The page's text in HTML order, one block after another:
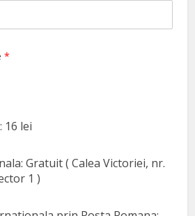
*
16 lei
Gratuit ( Calea Victoriei, nr.
1 )